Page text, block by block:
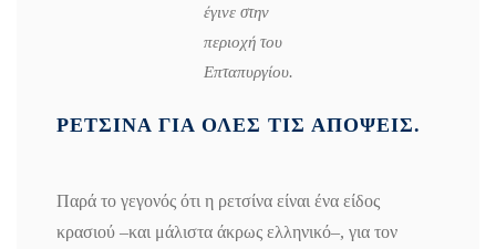
έγινε στην
περιοχή του
Επταπυργίου.
ΡΕΤΣΙΝΑ ΓΙΑ ΟΛΕΣ ΤΙΣ ΑΠΟΨΕΙΣ.
Παρά το γεγονός ότι η ρετσίνα είναι ένα είδος
κρασιού –και μάλιστα άκρως ελληνικό–, για τον